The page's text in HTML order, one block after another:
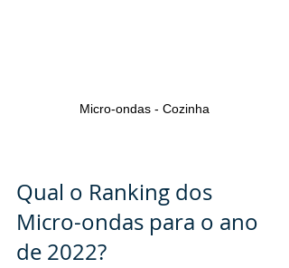
Micro-ondas - Cozinha
Qual o Ranking dos
Micro-ondas para o ano
de 2022?